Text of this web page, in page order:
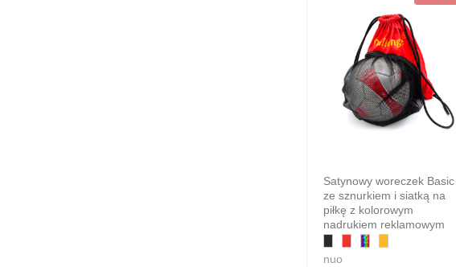
Satynowy woreczek Basic
ze sznurkiem i siatką na
piłkę z kolorowym
nadrukiem reklamowym
nuo